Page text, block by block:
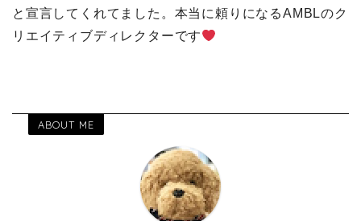
と宣言してくれてました。本当に頼りになるAMBLのク
リエイティブディレクターです
ABOUT ME